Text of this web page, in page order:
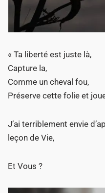
« Ta liberté est juste là,
Capture la,
Comme un cheval fou,
Préserve cette folie et
J’ai terriblement envie
leçon de Vie,
Et Vous ?